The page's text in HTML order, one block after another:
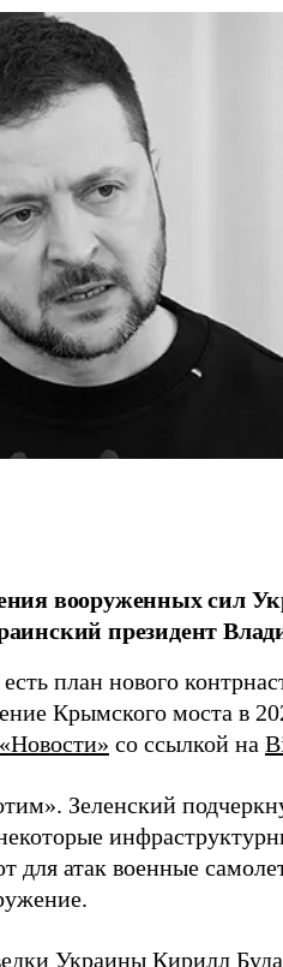
вооруженных сил
президент
план нового
Крымского моста в
со ссылкой на
Зеленский
для атак военные
Украины Кирилл